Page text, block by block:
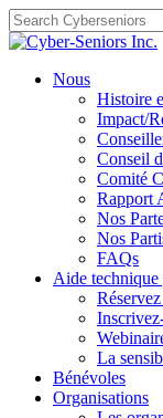
Skip
to
content
Nous
Histoire
Impact/
Conseil
Comité
Rapport
Nos
Nos
FAQs
Aide technique
La
Bénévoles
Organisations